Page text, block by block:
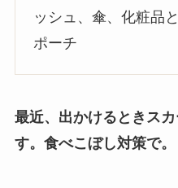
ッシュ、傘、化粧品
ポーチ
最近、出かけるときス
す。食べこぼし対策で。